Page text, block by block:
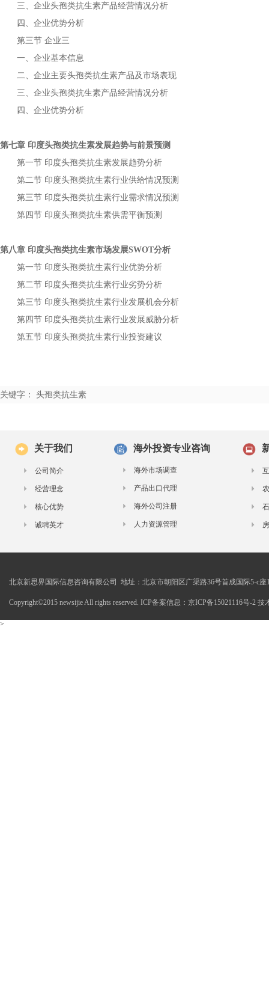
三、企业头孢类抗生素产品经营情况分析
四、企业优势分析
第三节 企业三
一、企业基本信息
二、企业主要头孢类抗生素产品及市场表现
三、企业头孢类抗生素产品经营情况分析
四、企业优势分析
第七章 印度头孢类抗生素发展趋势与前景预测
第一节 印度头孢类抗生素发展趋势分析
第二节 印度头孢类抗生素行业供给情况预测
第三节 印度头孢类抗生素行业需求情况预测
第四节 印度头孢类抗生素供需平衡预测
第八章 印度头孢类抗生素市场发展SWOT分析
第一节 印度头孢类抗生素行业优势分析
第二节 印度头孢类抗生素行业劣势分析
第三节 印度头孢类抗生素行业发展机会分析
第四节 印度头孢类抗生素行业发展威胁分析
第五节 印度头孢类抗生素行业投资建议
关键字： 头孢类抗生素
关于我们
公司简介
经营理念
核心优势
诚聘英才
海外投资专业咨询
海外市场调查
产品出口代理
海外公司注册
人力资源管理
北京新思界国际信息咨询有限公司 地址：北京市朝阳区广渠路36号首成国际5-c座
Copyright©2015 newsijie All rights reserved. ICP备案信息：京ICP备15021116号-2 技
>